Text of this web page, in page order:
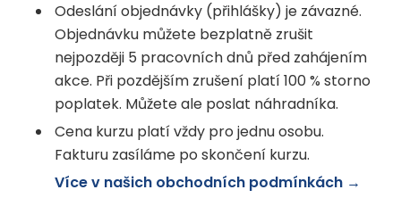
Odeslání objednávky (přihlášky) je závazné.
Objednávku můžete bezplatně zrušit
nejpozději 5 pracovních dnů před zahájením
akce. Při pozdějším zrušení platí 100 % storno
poplatek. Můžete ale poslat náhradníka.
Cena kurzu platí vždy pro jednu osobu.
Fakturu zasíláme po skončení kurzu.
Více v našich obchodních podmínkách →